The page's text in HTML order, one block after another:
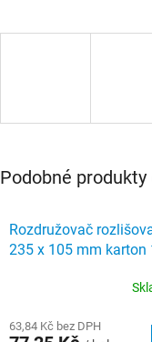
Podobné
Rozdružovač
235 x 105 mm karton
63,84 Kč bez DPH